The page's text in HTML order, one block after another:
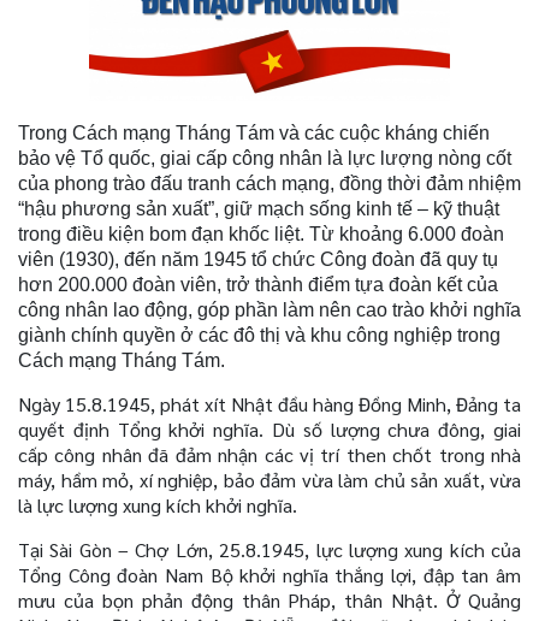
Trong Cách mạng Tháng Tám và các cuộc kháng chiến
bảo vệ Tổ quốc, giai cấp công nhân là lực lượng nòng cốt
của phong trào đấu tranh cách mạng, đồng thời đảm nhiệm
“hậu phương sản xuất”, giữ mạch sống kinh tế – kỹ thuật
trong điều kiện bom đạn khốc liệt. Từ khoảng 6.000 đoàn
viên (1930), đến năm 1945 tổ chức Công đoàn đã quy tụ
hơn 200.000 đoàn viên, trở thành điểm tựa đoàn kết của
công nhân lao động, góp phần làm nên cao trào khởi nghĩa
giành chính quyền ở các đô thị và khu công nghiệp trong
Cách mạng Tháng Tám.
Ngày 15.8.1945, phát xít Nhật đầu hàng Đồng Minh, Đảng ta
quyết định Tổng khởi nghĩa. Dù số lượng chưa đông, giai
cấp công nhân đã đảm nhận các vị trí then chốt trong nhà
máy, hầm mỏ, xí nghiệp, bảo đảm vừa làm chủ sản xuất, vừa
là lực lượng xung kích khởi nghĩa.
Tại Sài Gòn – Chợ Lớn, 25.8.1945, lực lượng xung kích của
Tổng Công đoàn Nam Bộ khởi nghĩa thắng lợi, đập tan âm
mưu của bọn phản động thân Pháp, thân Nhật. Ở Quảng